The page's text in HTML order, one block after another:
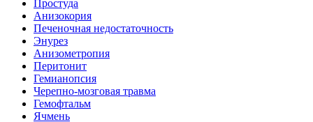
Простуда
Анизокория
Печеночная недостаточность
Энурез
Анизометропия
Перитонит
Гемианопсия
Черепно-мозговая травма
Гемофтальм
Ячмень